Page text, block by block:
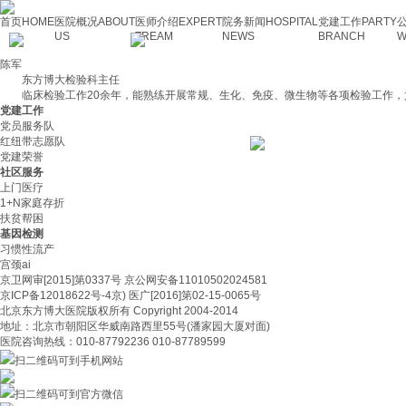
首页HOME医院概况ABOUT
US
医师介绍 EXPERT
TREAM
院务新闻 HOSPITAL
NEWS
党建工作PARTY
BRANCH
陈军
东方博大检验科主任
临床检验工作20余年，能熟练开展常规、生化、免疫、微生物等各项检验工作，
党建工作
党员服务队
红纽带志愿队
党建荣誉
社区服务
上门医疗
1+N家庭存折
扶贫帮困
基因检测
习惯性流产
宫颈ai
京卫网审[2015]第0337号 京公网安备11010502024581
京ICP备12018622号-4京) 医广[2016]第02-15-0065号
北京东方博大医院版权所有 Copyright 2004-2014
地址：北京市朝阳区华威南路西里55号(潘家园大厦对面)
医院咨询热线：010-87792236 010-87789599
扫二维码可到手机网站
扫二维码可到官方微信